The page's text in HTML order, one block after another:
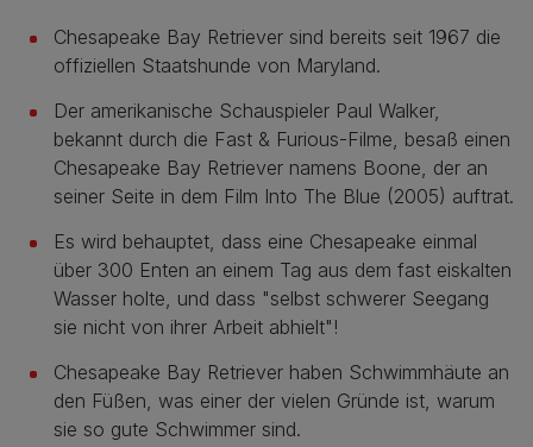
Chesapeake Bay Retriever sind bereits seit 1967 die
offiziellen Staatshunde von Maryland.
Der amerikanische Schauspieler Paul Walker,
bekannt durch die Fast & Furious-Filme, besaß einen
Chesapeake Bay Retriever namens Boone, der an
seiner Seite in dem Film Into The Blue (2005) auftrat.
Es wird behauptet, dass eine Chesapeake einmal
über 300 Enten an einem Tag aus dem fast eiskalten
Wasser holte, und dass "selbst schwerer Seegang
sie nicht von ihrer Arbeit abhielt"!
Chesapeake Bay Retriever haben Schwimmhäute an
den Füßen, was einer der vielen Gründe ist, warum
sie so gute Schwimmer sind.